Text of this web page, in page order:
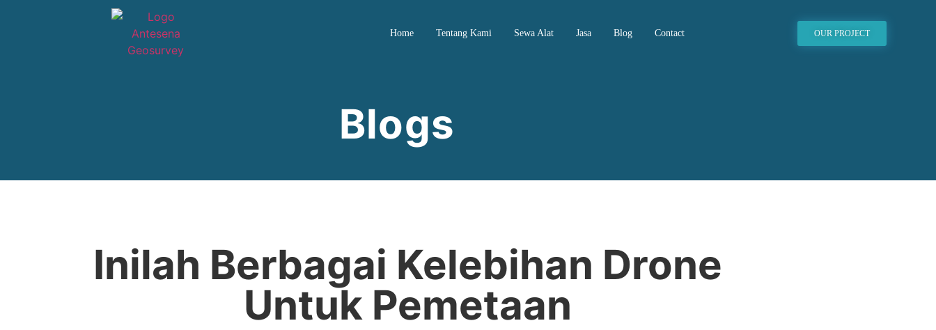
Home Tentang Kami Sewa Alat Jasa Blog Contact OUR PROJECT
Blogs
Inilah Berbagai Kelebihan Drone
Untuk Pemetaan